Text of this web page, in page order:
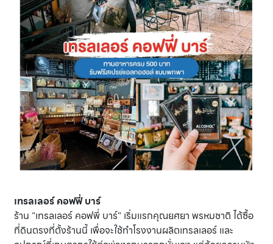
เทรลเลอร์ คอฟฟี่ บาร์
ร้าน "เทรลเลอร์ คอฟพี่ บาร์" เริ่มแรกคุณยศยา พรหมชาติ ได้ซื้อ
ที่ดินตรงที่ตั้งร้านนี้ เพื่อจะใช้ทำโรงงานผลิตเทรลเลอร์ และ